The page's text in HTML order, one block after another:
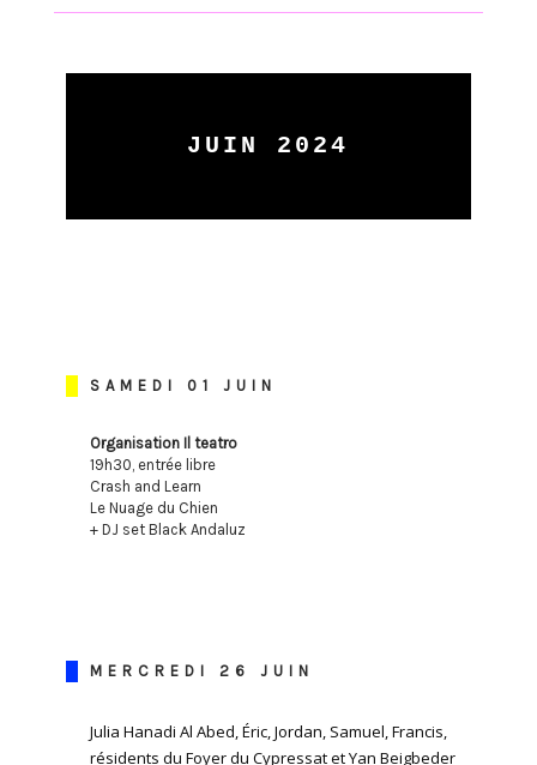
JUIN 2024
SAMEDI 01 JUIN
Organisation Il teatro
19h30, entrée libre
Crash and Learn
Le Nuage du Chien
+ DJ set Black Andaluz
MERCREDI 26 JUIN
Julia Hanadi Al Abed, Éric, Jordan, Samuel, Francis,
résidents du Foyer du Cypressat et Yan Beigbeder